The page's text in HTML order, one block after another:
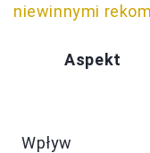
niewinnymi
Aspekt
Wpływ